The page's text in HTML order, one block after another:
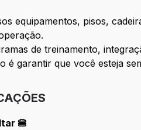
equipamentos, pisos,
de treinamento,
é garantir que você esteja
🍔